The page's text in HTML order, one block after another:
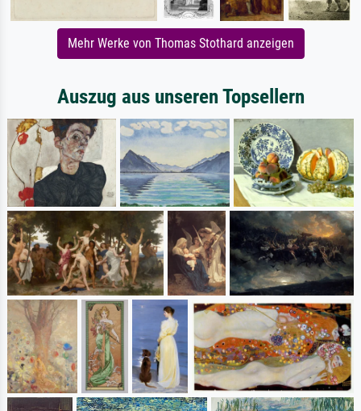
Mehr Werke von Thomas Stothard anzeigen
Auszug aus unseren Topsellern